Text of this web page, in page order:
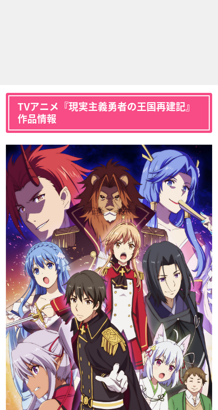
TVアニメ『現実主義勇者の王国再建記』
作品情報